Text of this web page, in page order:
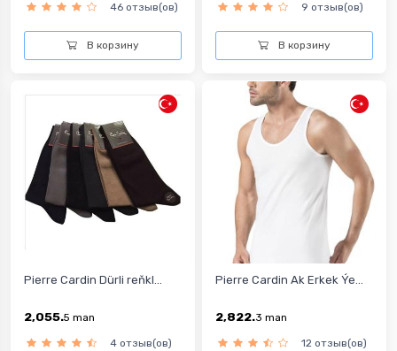
46 отзыв(ов)
В корзину
9 отзыв(ов)
В корзину
Pierre Cardin Dürli reňkl...
2,055.5 man
4 отзыв(ов)
Pierre Cardin Ak Erkek Ýe...
2,822.3 man
12 отзыв(ов)